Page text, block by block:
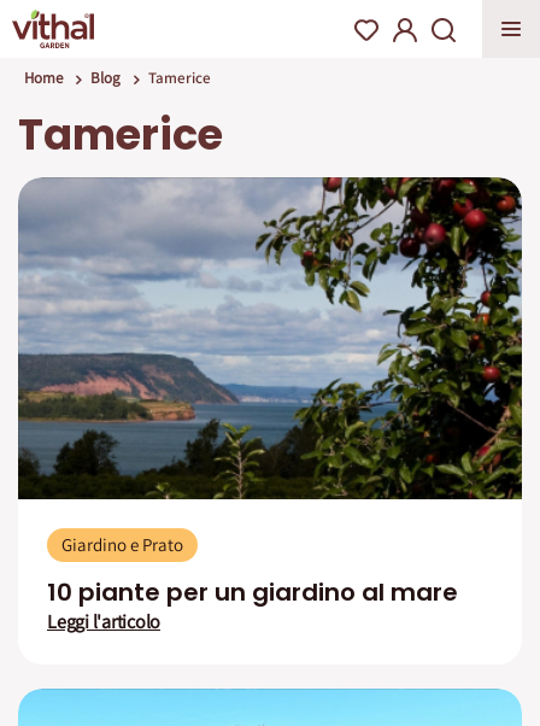
Home Blog Tamerice
Tamerice
Giardino e Prato
10 piante per un giardino al mare
Leggi l'articolo